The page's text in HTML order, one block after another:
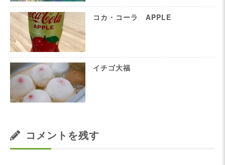
コカ・コーラ APPLE
イチゴ大福
コメントを残す